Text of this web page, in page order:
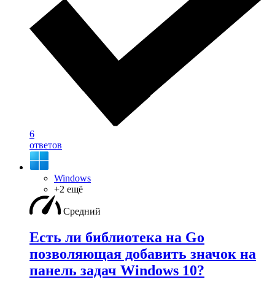
6
ответов
Windows
+2 ещё
Средний
Есть ли библиотека на Go
позволяющая добавить значок на
панель задач Windows 10?